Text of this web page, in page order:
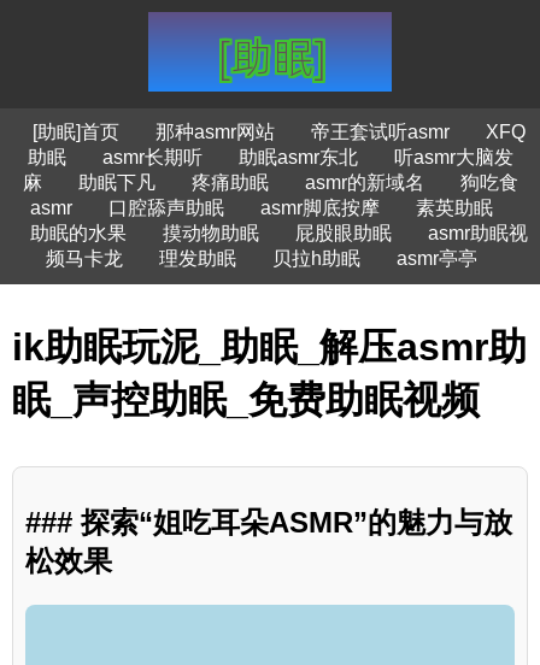
[助眠]首页 那种asmr网站 帝王套试听asmr
XFQ
助眠
asmr长期听 助眠asmr东北
听asmr大脑发
麻
助眠下凡 疼痛助眠 asmr的新域名
狗吃食
asmr
口腔舔声助眠 asmr脚底按摩
素英助眠
助眠的水果
摸动物助眠 屁股眼助眠
asmr助眠视
频马卡龙
理发助眠 贝拉h助眠 asmr亭亭
ik助眠玩泥_助眠_解压asmr助
眠_声控助眠_免费助眠视频
### 探索“姐吃耳朵ASMR”的魅力与放
松效果